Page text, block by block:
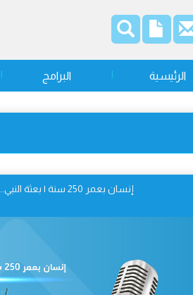
الرئيسية البرامج
إنسان بعمر 250 سنة | بعثة النبي.. بداية الصّحوة 01